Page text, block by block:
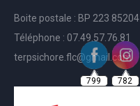
Boite postale : BP 223 85204
Téléphone : 07.49.57.76.81
terpsichore.flc@gmail.com
799 782